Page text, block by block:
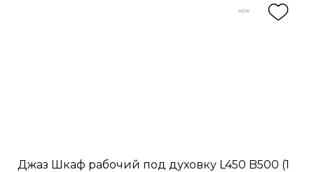
Джаз Шкаф рабочий под духовку L450 B500 (1